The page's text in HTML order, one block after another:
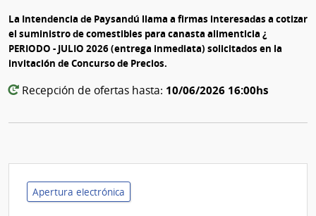
La Intendencia de Paysandú llama a firmas interesadas a cotizar
el suministro de comestibles para canasta alimenticia ¿
PERIODO - JULIO 2026 (entrega inmediata) solicitados en la
invitación de Concurso de Precios.
Recepción de ofertas hasta: 10/06/2026 16:00hs
Apertura electrónica